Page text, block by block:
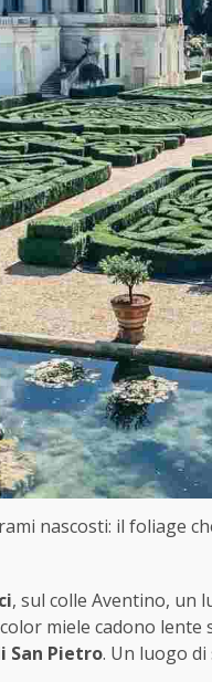
nascosti: il foliage
, sul colle Aventino, un
miele cadono lente
San Pietro. Un luogo